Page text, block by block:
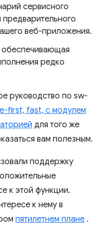
сервисного
веб-приложения.
обеспечивающая
редко
руководство по sw-
first, fast, с модулем
для того же
вам полезным.
поддержку
к этой функции.
к нему в
пятилетнем плане .